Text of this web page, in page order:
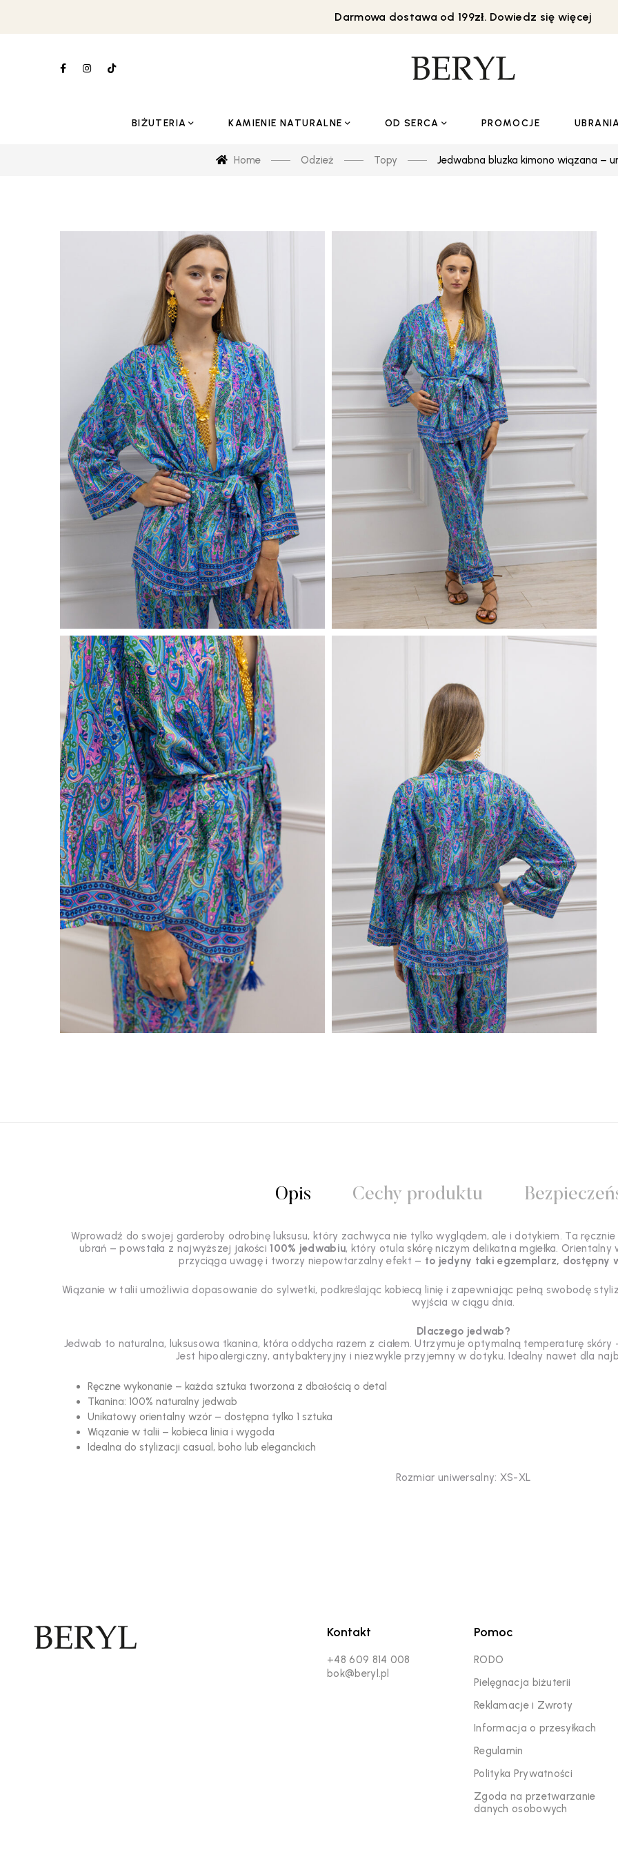
Darmowa dostawa od 199zł. Dowiedz się więcej
BIŻUTERIA KAMIENIE NATURALNE OD SERCA PROMOCJE
Home Odzież Topy Jedwabna bluzka kimono wiązana –
Opis Cechy produktu
Wprowadź do swojej garderoby odrobinę luksusu, który zachwyca nie tylko wyglądem, ale i dotykiem. Ta
ubrań – powstała z najwyższej jakości 100% jedwabiu, który otula skórę niczym delikatna mgiełka.
przyciąga uwagę i tworzy niepowtarzalny efekt – to jedyny taki egzemplarz, dostępny
Wiązanie w talii umożliwia dopasowanie do sylwetki, podkreślając kobiecą linię i zapewniając pełną swobodę
wyjścia w ciągu dnia.
Dlaczego jedwab?
Jedwab to naturalna, luksusowa tkanina, która oddycha razem z ciałem. Utrzymuje optymalną temperaturę skóry
Jest hipoalergiczny, antybakteryjny i niezwykle przyjemny w dotyku. Idealny nawet dla
Ręczne wykonanie – każda sztuka tworzona z dbałością o detal
Tkanina: 100% naturalny jedwab
Unikatowy orientalny wzór – dostępna tylko 1 sztuka
Wiązanie w talii – kobieca linia i wygoda
Idealna do stylizacji casual, boho lub eleganckich
Rozmiar uniwersalny: XS-XL
Kontakt
+48 609 814 008
bok@beryl.pl
Pomoc
RODO
Pielęgnacja biżuterii
Reklamacje i Zwroty
Informacja o przesyłkach
Regulamin
Polityka Prywatności
Zgoda na przetwarzanie
danych osobowych